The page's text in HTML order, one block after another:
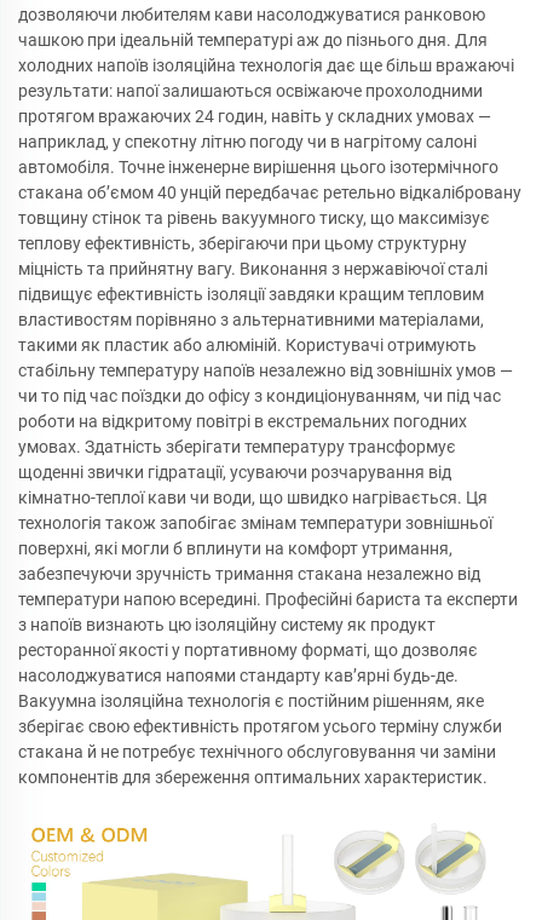
дозволяючи любителям кави насолоджуватися ранковою
чашкою при ідеальній температурі аж до пізнього дня. Для
холодних напоїв ізоляційна технологія дає ще більш вражаючі
результати: напої залишаються освіжаюче прохолодними
протягом вражаючих 24 годин, навіть у складних умовах —
наприклад, у спекотну літню погоду чи в нагрітому салоні
автомобіля. Точне інженерне вирішення цього ізотермічного
стакана об’ємом 40 унцій передбачає ретельно відкалібровану
товщину стінок та рівень вакуумного тиску, що максимізує
теплову ефективність, зберігаючи при цьому структурну
міцність та прийнятну вагу. Виконання з нержавіючої сталі
підвищує ефективність ізоляції завдяки кращим тепловим
властивостям порівняно з альтернативними матеріалами,
такими як пластик або алюміній. Користувачі отримують
стабільну температуру напоїв незалежно від зовнішніх умов —
чи то під час поїздки до офісу з кондиціонуванням, чи під час
роботи на відкритому повітрі в екстремальних погодних
умовах. Здатність зберігати температуру трансформує
щоденні звички гідратації, усуваючи розчарування від
кімнатно-теплої кави чи води, що швидко нагрівається. Ця
технологія також запобігає змінам температури зовнішньої
поверхні, які могли б вплинути на комфорт утримання,
забезпечуючи зручність тримання стакана незалежно від
температури напою всередині. Професійні бариста та експерти
з напоїв визнають цю ізоляційну систему як продукт
ресторанної якості у портативному форматі, що дозволяє
насолоджуватися напоями стандарту кав’ярні будь-де.
Вакуумна ізоляційна технологія є постійним рішенням, яке
зберігає свою ефективність протягом усього терміну служби
стакана й не потребує технічного обслуговування чи заміни
компонентів для збереження оптимальних характеристик.